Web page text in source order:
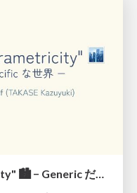
Welcome to the "Parametricity" 🏙️ − Generic だけど Specific な世界 −